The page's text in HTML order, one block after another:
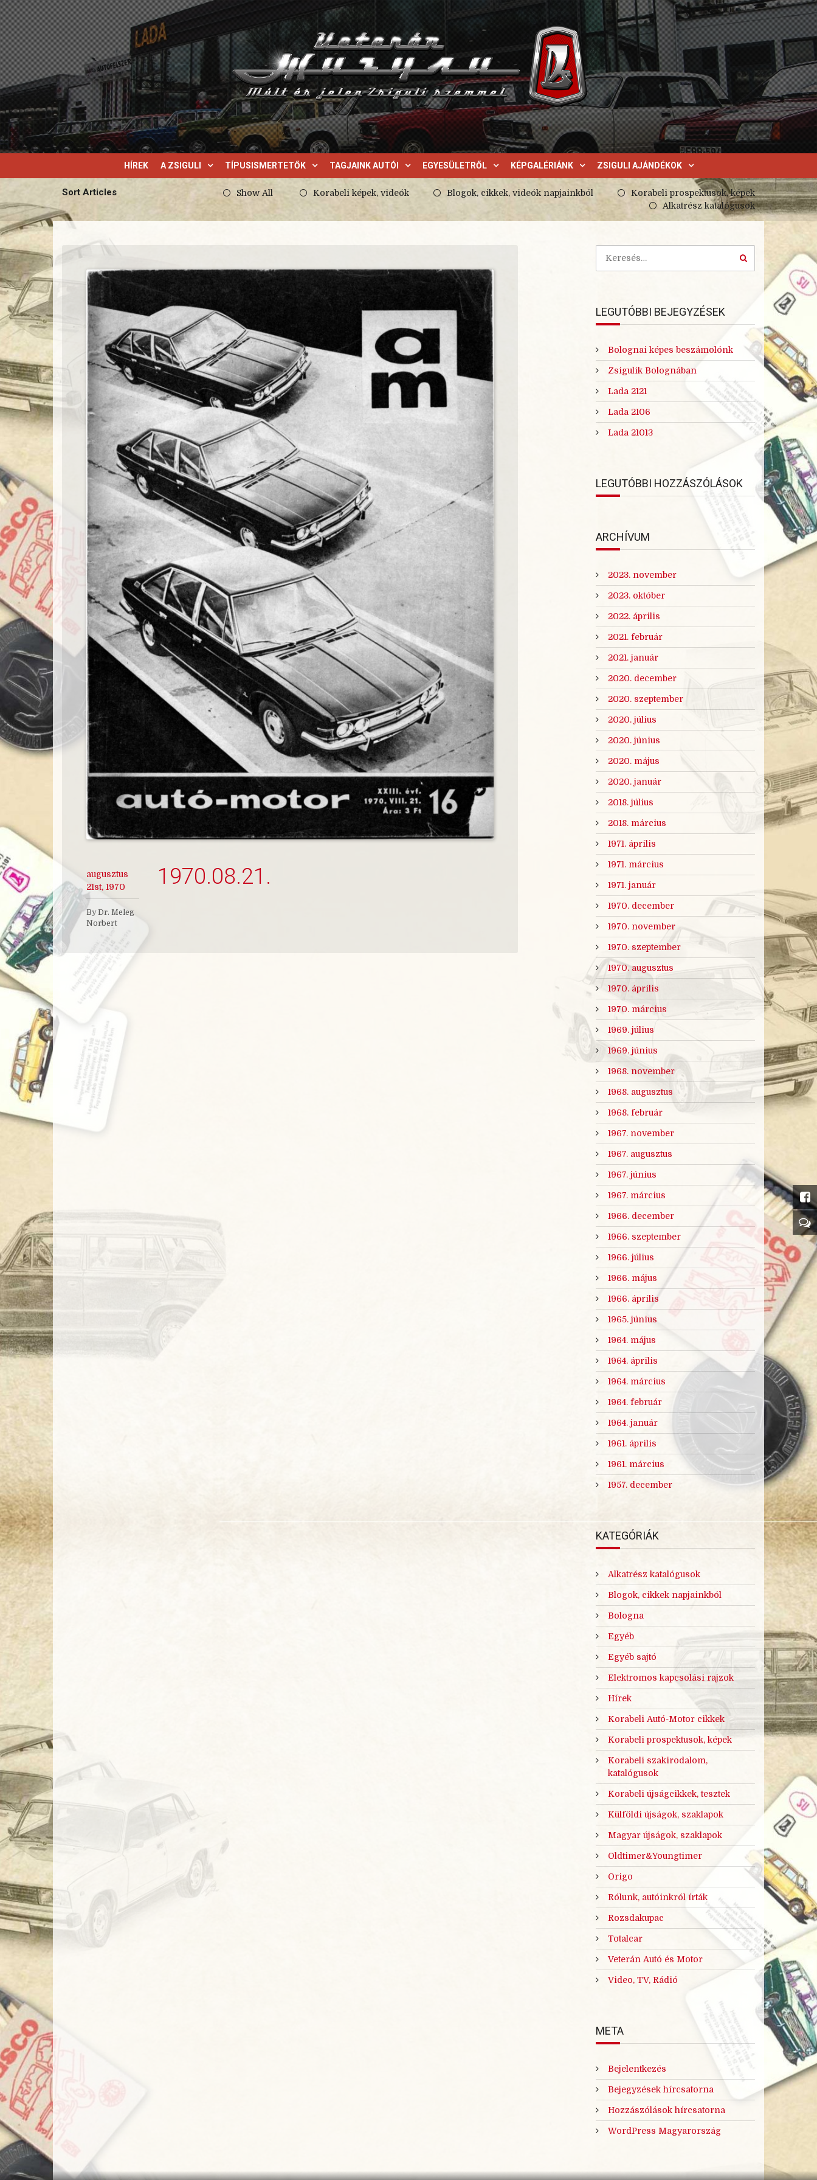
HÍREK A ZSIGULI TÍPUSISMERTETŐK TAGJAINK AUTÓI EGYESÜLETRŐL KÉPGALÉRIÁNK ZSIGULI AJÁNDÉKOK
Sort Articles Show All Korabeli képek, videók Blogok, cikkek, videók napjainkból
Korabeli prospektusok, képek
Alkatrész katalógusok
augusztus
21st, 1970
By Dr. Meleg
Norbert
1970.08.21.
LEGUTÓBBI BEJEGYZÉSEK
Bolognai képes beszámolónk
Zsigulik Bolognában
Lada 2121
Lada 2106
Lada 21013
LEGUTÓBBI HOZZÁSZÓLÁSOK
ARCHÍVUM
2023. november
2023. október
2022. április
2021. február
2021. január
2020. december
2020. szeptember
2020. július
2020. június
2020. május
2020. január
2018. július
2018. március
1971. április
1971. március
1971. január
1970. december
1970. november
1970. szeptember
1970. augusztus
1970. április
1970. március
1969. július
1969. június
1968. november
1968. augusztus
1968. február
1967. november
1967. augusztus
1967. június
1967. március
1966. december
1966. szeptember
1966. július
1966. május
1966. április
1965. június
1964. május
1964. április
1964. március
1964. február
1964. január
1961. április
1961. március
1957. december
KATEGÓRIÁK
Alkatrész katalógusok
Blogok, cikkek napjainkból
Bologna
Egyéb
Egyéb sajtó
Elektromos kapcsolási rajzok
Hírek
Korabeli Autó-Motor cikkek
Korabeli prospektusok, képek
Korabeli szakirodalom,
katalógusok
Korabeli újságcikkek, tesztek
Külföldi újságok, szaklapok
Magyar újságok, szaklapok
Oldtimer&Youngtimer
Origo
Rólunk, autóinkról írták
Rozsdakupac
Totalcar
Veterán Autó és Motor
Video, TV, Rádió
META
Bejelentkezés
Bejegyzések hírcsatorna
Hozzászólások hírcsatorna
WordPress Magyarország